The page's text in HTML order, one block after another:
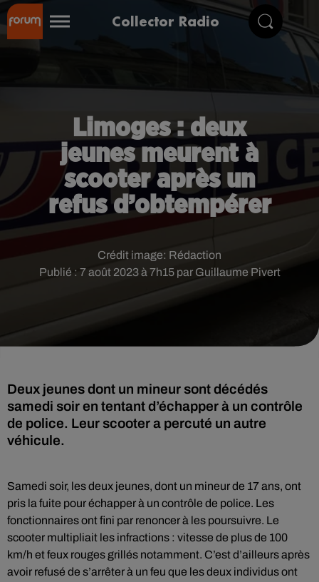
Collector Radio
Limoges : deux
jeunes meurent à
scooter après un
refus d’obtempérer
Publié : 7 août 2023 à 7h15 par Guillaume Pivert
Crédit image: Rédaction
Deux jeunes dont un mineur sont décédés
samedi soir en tentant d’échapper à un contrôle
de police. Leur scooter a percuté un autre
véhicule.
Samedi soir, les deux jeunes, dont un mineur de 17 ans, ont
pris la fuite pour échapper à un contrôle de police. Les
fonctionnaires ont fini par renoncer à les poursuivre. Le
scooter multipliait les infractions : vitesse de plus de 100
km/h et feux rouges grillés notamment. C’est d’ailleurs après
avoir refusé de s’arrêter à un feu que les deux individus ont